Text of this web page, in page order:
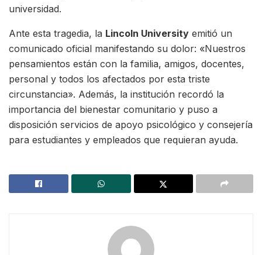
universidad.
Ante esta tragedia, la Lincoln University emitió un
comunicado oficial manifestando su dolor: «Nuestros
pensamientos están con la familia, amigos, docentes,
personal y todos los afectados por esta triste
circunstancia». Además, la institución recordó la
importancia del bienestar comunitario y puso a
disposición servicios de apoyo psicológico y consejería
para estudiantes y empleados que requieran ayuda.